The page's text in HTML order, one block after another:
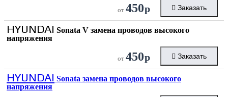
от 450р Заказать
HYUNDAI Sonata V замена проводов высокого
напряжения
от 450р Заказать
HYUNDAI Sonata замена проводов высокого
напряжения